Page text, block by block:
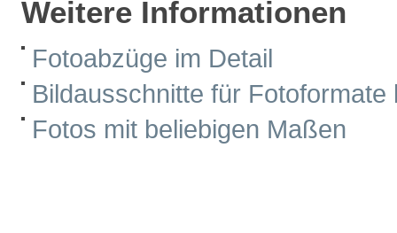
Weitere Informationen
Fotoabzüge im Detail
Bildausschnitte für Fotoformate
Fotos mit beliebigen Maßen